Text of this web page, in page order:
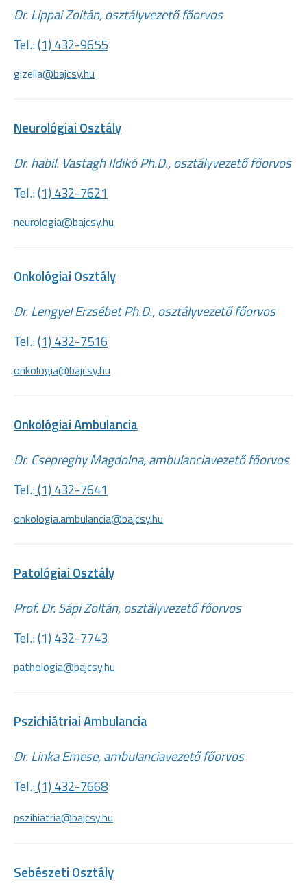
Dr. Lippai Zoltán, osztályvezető főorvos
Tel.:(1) 432-9655
gizella@bajcsy.hu
Neurológiai Osztály
Dr. habil. Vastagh Ildikó Ph.D., osztályvezető főorvos
Tel.:(1) 432-7621
neurologia@bajcsy.hu
Onkológiai Osztály
Dr. Lengyel Erzsébet Ph.D., osztályvezető főorvos
Tel.:(1) 432-7516
onkologia@bajcsy.hu
Onkológiai Ambulancia
Dr. Csepreghy Magdolna, ambulanciavezető főorvos
Tel.:(1) 432-7641
onkologia.ambulancia@bajcsy.hu
Patológiai Osztály
Prof. Dr. Sápi Zoltán, osztályvezető főorvos
Tel.:(1) 432-7743
pathologia@bajcsy.hu
Pszichiátriai Ambulancia
Dr. Linka Emese, ambulanciavezető főorvos
Tel.:(1) 432-7668
pszihiatria@bajcsy.hu
Sebészeti Osztály